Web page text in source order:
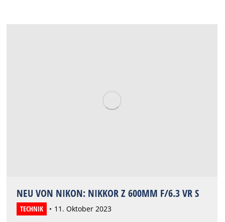
NEU VON NIKON: NIKKOR Z 600MM F/6.3 VR S
TECHNIK 11. Oktober 2023